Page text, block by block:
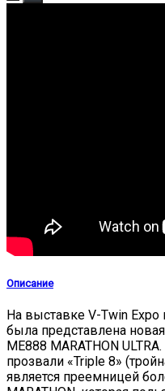
Описание
На выставке V-Twin
была представлена
ME888 MARATHON
прозвали «Triple 8»
является преемницей